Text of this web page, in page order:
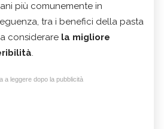
più comunemente in
tra i benefici della pasta
considerare la migliore
.
a leggere dopo la pubblicità